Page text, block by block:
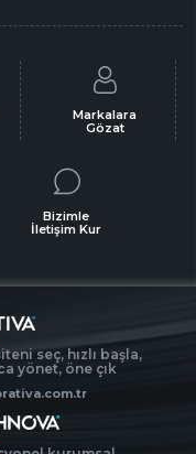
Markalara
Gözat
Bizimle
İletişim Kur
seç, hızlı başla,
yönet, öne çık